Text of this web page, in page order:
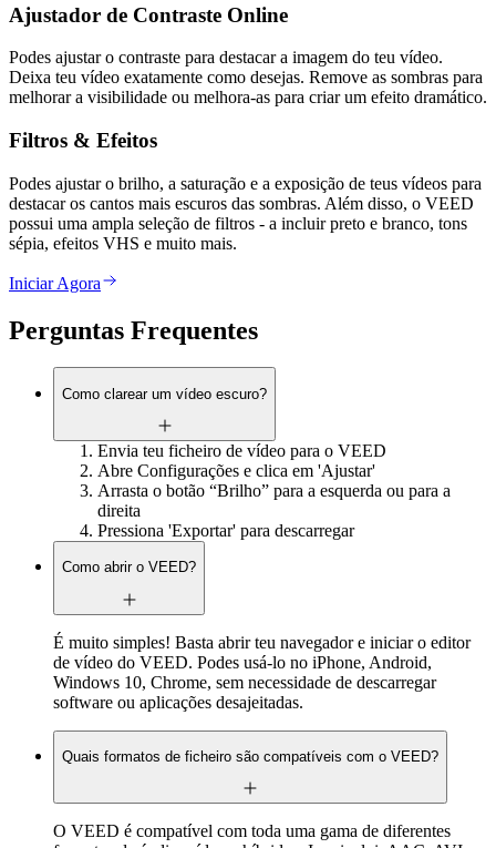
Ajustador de Contraste Online
Podes ajustar o contraste para destacar a imagem do teu vídeo.
Deixa teu vídeo exatamente como desejas. Remove as sombras para
melhorar a visibilidade ou melhora-as para criar um efeito dramático.
Filtros & Efeitos
Podes ajustar o brilho, a saturação e a exposição de teus vídeos para
destacar os cantos mais escuros das sombras. Além disso, o VEED
possui uma ampla seleção de filtros - a incluir preto e branco, tons
sépia, efeitos VHS e muito mais.
Iniciar Agora
Perguntas Frequentes
Como clarear um vídeo escuro?
Envia teu ficheiro de vídeo para o VEED
Abre Configurações e clica em 'Ajustar'
Arrasta o botão “Brilho” para a esquerda ou para a
direita
Pressiona 'Exportar' para descarregar
Como abrir o VEED?
É muito simples! Basta abrir teu navegador e iniciar o editor
de vídeo do VEED. Podes usá-lo no iPhone, Android,
Windows 10, Chrome, sem necessidade de descarregar
software ou aplicações desajeitadas.
Quais formatos de ficheiro são compatíveis com o VEED?
O VEED é compatível com toda uma gama de diferentes